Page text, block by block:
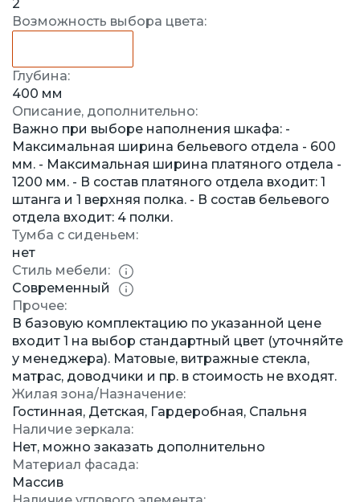
2
Возможность выбора цвета:
Глубина:
400 мм
Описание, дополнительно:
Важно при выборе наполнения шкафа: -
Максимальная ширина бельевого отдела - 600
мм. - Максимальная ширина платяного отдела -
1200 мм. - В состав платяного отдела входит: 1
штанга и 1 верхняя полка. - В состав бельевого
отдела входит: 4 полки.
Тумба с сиденьем:
нет
Стиль мебели:
Современный
Прочее:
В базовую комплектацию по указанной цене
входит 1 на выбор стандартный цвет (уточняйте
у менеджера). Матовые, витражные стекла,
матрас, доводчики и пр. в стоимость не входят.
Жилая зона/Назначение:
Гостинная, Детская, Гардеробная, Спальня
Наличие зеркала:
Нет, можно заказать дополнительно
Материал фасада:
Массив